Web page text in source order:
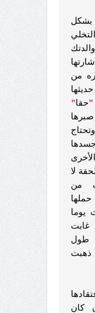
بشكل
من
"حقا"
صبرها
لا
من
حملها
يوما
طول
كان